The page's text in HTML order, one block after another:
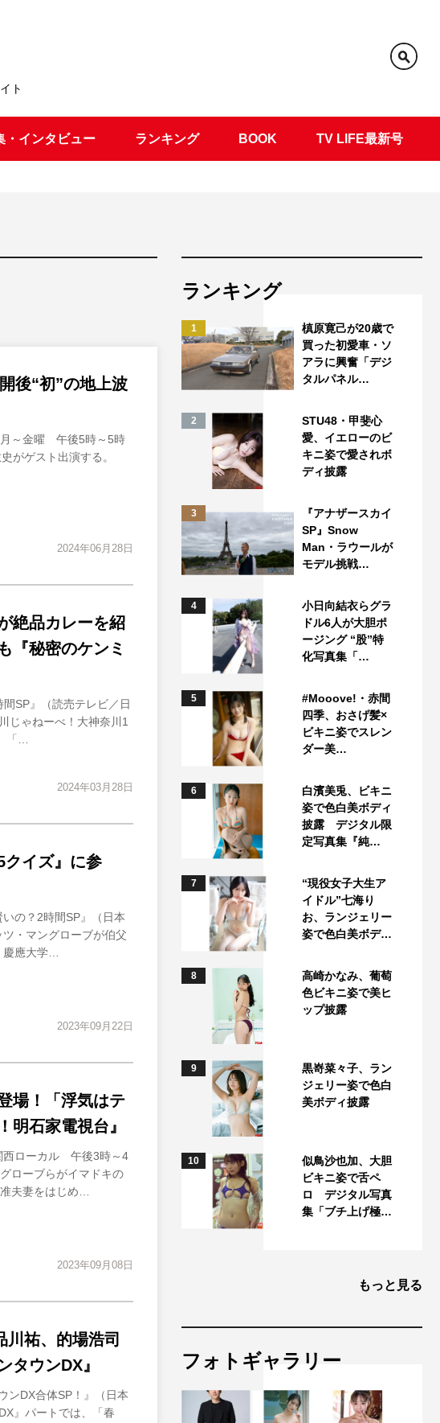
ト
・インタビュー ランキング BOOK TV LIFE最新号
後“初”の地上波
～金曜 午後5時～5時
がゲスト出演する。
2024年06月28日
絶品カレーを紹
『秘密のケンミ
SP』（読売テレビ／日
じゃねーべ！大神奈川1
「…
2024年03月28日
クイズ』に参
の？2時間SP』（日本
・マングローブが伯父
應大学…
2023年09月22日
場！「浮気はテ
明石家電視台』
西ローカル 午後3時～4
ローブらがイマドキの
夫妻をはじめ…
2023年09月08日
祐、的場浩司
タウンDX』
ンDX合体SP！』（日本
』パートでは、「春
ランキング
1
槙原寛己が20歳で
買った初愛車・ソ
アラに興奮「デジ
タルパネル…
2
STU48・甲斐心
愛、イエローのビ
キニ姿で愛されボ
ディ披露
3
『アナザースカイ
SP』Snow
Man・ラウールが
モデル挑戦…
4
小日向結衣らグラ
ドル6人が大胆ポ
ージング “股”特
化写真集「…
5
#Mooove!・赤間
四季、おさげ髪×
ビキニ姿でスレン
ダー美…
6
白濱美兎、ビキニ
姿で色白美ボディ
披露 デジタル限
定写真集『純…
7
“現役女子大生ア
イドル”七海り
お、ランジェリー
姿で色白美ボデ…
8
高崎かなみ、葡萄
色ビキニ姿で美ヒ
ップ披露
9
黒嵜菜々子、ラン
ジェリー姿で色白
美ボディ披露
10
似鳥沙也加、大胆
ビキニ姿で舌ペ
ロ デジタル写真
集「ブチ上げ極…
もっと見る
フォトギャラリー